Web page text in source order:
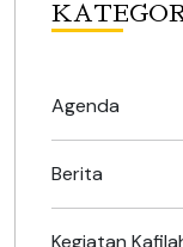
Agenda
Berita